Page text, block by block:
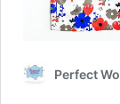
Perfect